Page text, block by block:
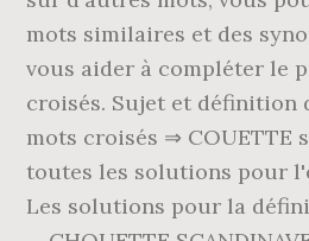
mots similaires et des
vous aider à compléter le
croisés. Sujet et définition
mots croisés ⇒ COUETTE
toutes les solutions pour
Les solutions pour la